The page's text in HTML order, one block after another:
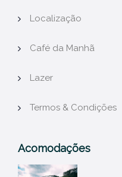
Localização
Café da Manhã
Lazer
Termos & Condições
Acomodações